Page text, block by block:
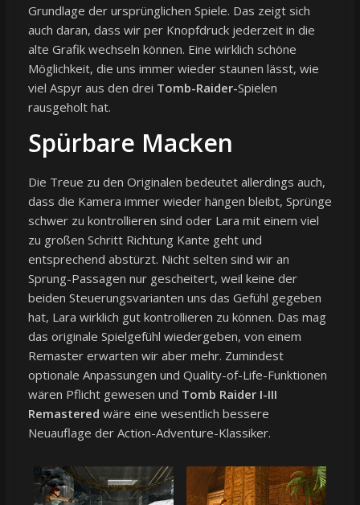
Grundlage der ursprünglichen Spiele. Das zeigt sich
auch daran, dass wir per Knopfdruck jederzeit in die
alte Grafik wechseln können. Eine wirklich schöne
Möglichkeit, die uns immer wieder staunen lässt, wie
viel Aspyr aus den drei Tomb-Raider-Spielen
rausgeholt hat.
Spürbare Macken
Die Treue zu den Originalen bedeutet allerdings auch,
dass die Kamera immer wieder hängen bleibt, Sprünge
schwer zu kontrollieren sind oder Lara mit einem viel
zu großen Schritt Richtung Kante geht und
entsprechend abstürzt. Nicht selten sind wir an
Sprung-Passagen nur gescheitert, weil keine der
beiden Steuerungsvarianten uns das Gefühl gegeben
hat, Lara wirklich gut kontrollieren zu können. Das mag
das originale Spielgefühl wiedergeben, von einem
Remaster erwarten wir aber mehr. Zumindest
optionale Anpassungen und Quality-of-Life-Funktionen
wären Pflicht gewesen und Tomb Raider I-III
Remastered wäre eine wesentlich bessere
Neuauflage der Action-Adventure-Klassiker.